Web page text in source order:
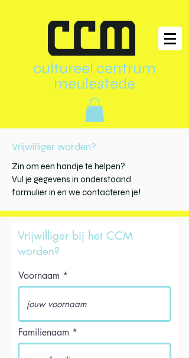
cultureel centrum
meulestede
Vrijwilliger worden?
Zin om een handje te helpen?
Vul je gegevens in onderstaand
formulier in en we contacteren je!
Vrijwilliger bij het CCM
worden?
Voornaam
Familienaam